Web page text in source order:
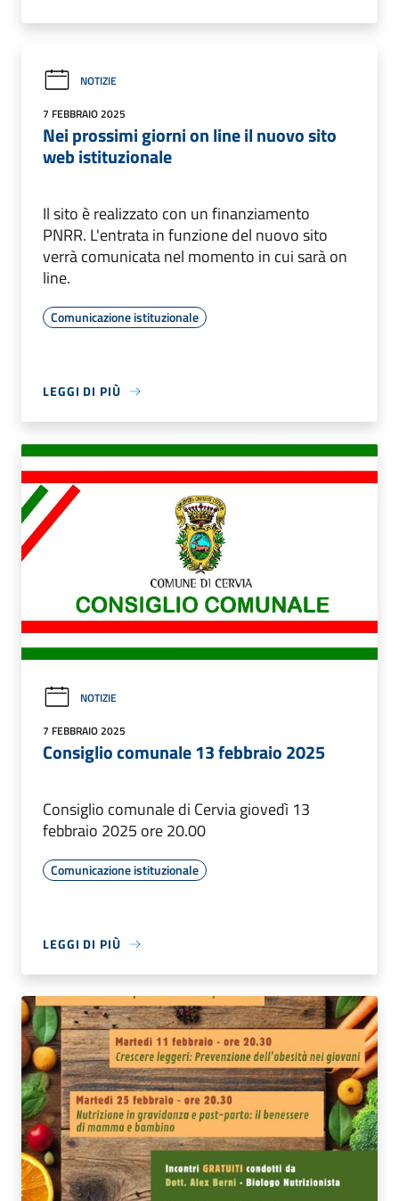
NOTIZIE
7 FEBBRAIO 2025
Nei prossimi giorni on line il nuovo sito
web istituzionale
Il sito è realizzato con un finanziamento
PNRR. L'entrata in funzione del nuovo sito
verrà comunicata nel momento in cui sarà on
line.
Comunicazione istituzionale
LEGGI DI PIÙ
NOTIZIE
7 FEBBRAIO 2025
Consiglio comunale 13 febbraio 2025
Consiglio comunale di Cervia giovedì 13
febbraio 2025 ore 20.00
Comunicazione istituzionale
LEGGI DI PIÙ